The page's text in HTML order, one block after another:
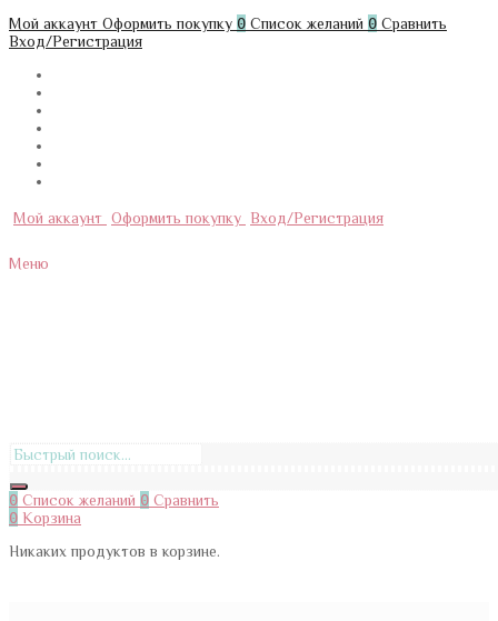
Мой аккаунт Оформить покупку 0 Список желаний 0 Сравнить
Вход/Регистрация
Мой аккаунт Оформить покупку Вход/Регистрация
Меню
0 Список желаний 0 Сравнить
0 Корзина
Никаких продуктов в корзине.